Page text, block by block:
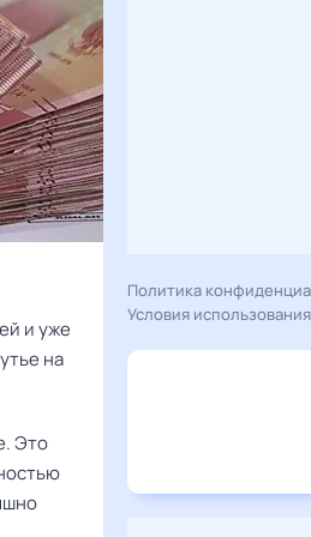
и уже
на
Это
Политика
Условия использования